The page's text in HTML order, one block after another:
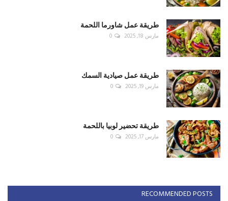
طريقة عمل شاورما اللحمة
مارس 18, 2025 0
طريقة عمل صيادية السمك
مارس 19, 2025 0
طريقة تحضير لوبيا باللحمة
مارس 17, 2025 0
RECOMMENDED POSTS